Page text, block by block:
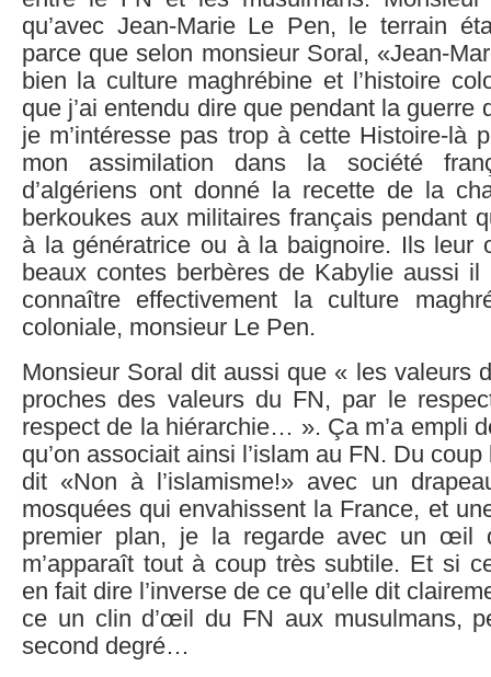
qu’avec Jean-Marie Le Pen, le terrain
parce que selon monsieur Soral, «Jean-
bien la culture maghrébine et l’histoire
que j’ai entendu dire que pendant la guerre
je m’intéresse pas trop à cette Histoire-là
mon assimilation dans la société
d’algériens ont donné la recette de la
berkoukes aux militaires français pendant
à la génératrice ou à la baignoire. Ils leur
beaux contes berbères de Kabylie aussi
connaître effectivement la culture
coloniale, monsieur Le Pen.
Monsieur Soral dit aussi que « les valeurs
proches des valeurs du FN, par le
respect de la hiérarchie… ». Ça m’a empli
qu’on associait ainsi l’islam au FN. Du coup
dit «Non à l’islamisme!» avec un
mosquées qui envahissent la France, et
premier plan, je la regarde avec un œil
m’apparaît tout à coup très subtile. Et si
en fait dire l’inverse de ce qu’elle dit
ce un clin d’œil du FN aux musulmans,
second degré…